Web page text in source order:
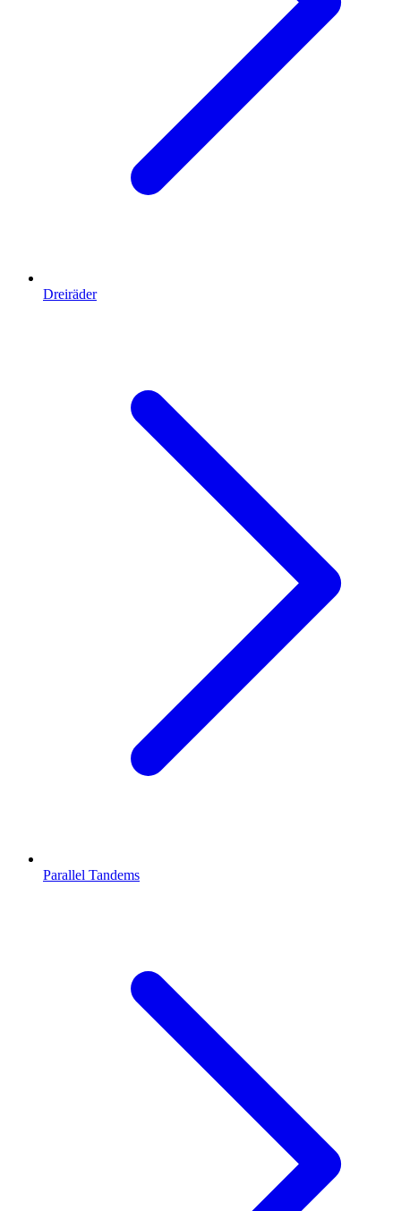
Dreiräder
Parallel Tandems